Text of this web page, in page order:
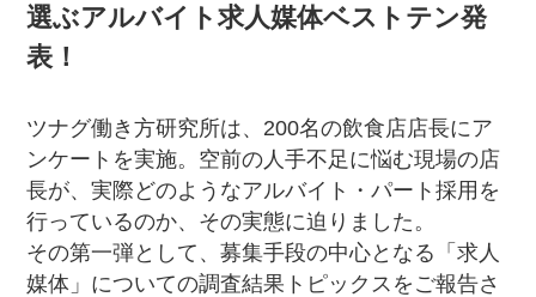
選ぶアルバイト求人媒体ベストテン発
表！
ツナグ働き方研究所は、200名の飲食店店長にア
ンケートを実施。空前の人手不足に悩む現場の店
長が、実際どのようなアルバイト・パート採用を
行っているのか、その実態に迫りました。
その第一弾として、募集手段の中心となる「求人
媒体」についての調査結果トピックスをご報告さ